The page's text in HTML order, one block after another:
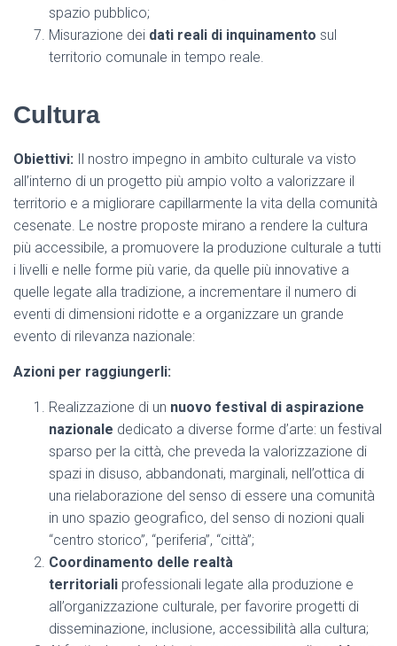
spazio pubblico;
Misurazione dei dati reali di inquinamento sul
territorio comunale in tempo reale.
Cultura
Obiettivi: Il nostro impegno in ambito culturale va visto
all’interno di un progetto più ampio volto a valorizzare il
territorio e a migliorare capillarmente la vita della comunità
cesenate. Le nostre proposte mirano a rendere la cultura
più accessibile, a promuovere la produzione culturale a tutti
i livelli e nelle forme più varie, da quelle più innovative a
quelle legate alla tradizione, a incrementare il numero di
eventi di dimensioni ridotte e a organizzare un grande
evento di rilevanza nazionale:
Azioni per raggiungerli:
Realizzazione di un nuovo festival di aspirazione
nazionale dedicato a diverse forme d’arte: un festival
sparso per la città, che preveda la valorizzazione di
spazi in disuso, abbandonati, marginali, nell’ottica di
una rielaborazione del senso di essere una comunità
in uno spazio geografico, del senso di nozioni quali
“centro storico”, “periferia”, “città”;
Coordinamento delle realtà
territoriali professionali legate alla produzione e
all’organizzazione culturale, per favorire progetti di
disseminazione, inclusione, accessibilità alla cultura;